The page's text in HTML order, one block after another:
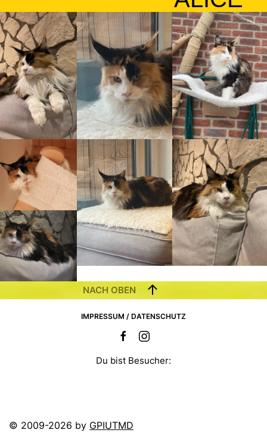
NACH OBEN
IMPRESSUM / DATENSCHUTZ
Du bist Besucher:
© 2009-2026 by GPIUTMD